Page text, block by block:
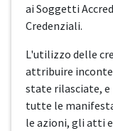
ai Soggetti
Credenziali.
L'utilizzo delle
attribuire
state rilasciate,
tutte le
le azioni, gli atti